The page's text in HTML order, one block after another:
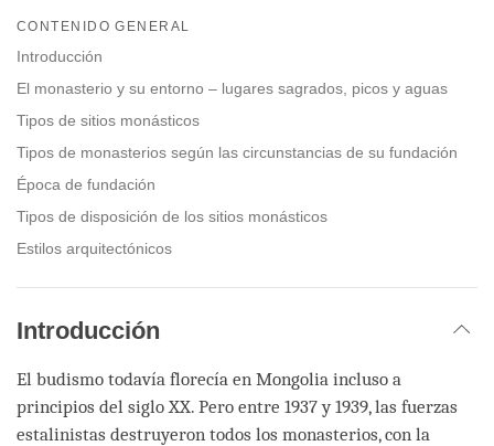
CONTENIDO GENERAL
Introducción
El monasterio y su entorno – lugares sagrados, picos y aguas
Tipos de sitios monásticos
Tipos de monasterios según las circunstancias de su fundación
Época de fundación
Tipos de disposición de los sitios monásticos
Estilos arquitectónicos
Introducción
El budismo todavía florecía en Mongolia incluso a
principios del siglo XX. Pero entre 1937 y 1939, las fuerzas
estalinistas destruyeron todos los monasterios, con la